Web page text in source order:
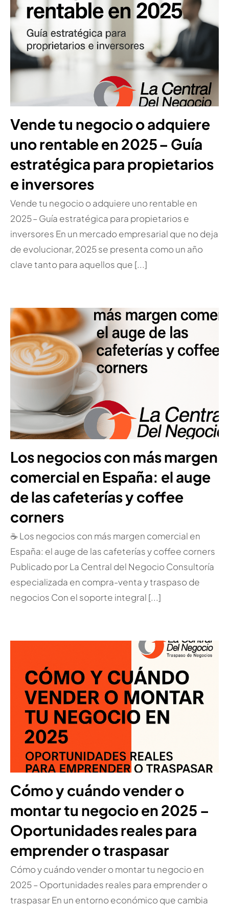
Vende tu negocio o adquiere
uno rentable en 2025 – Guía
estratégica para propietarios
e inversores
Vende tu negocio o adquiere uno rentable en
2025 – Guía estratégica para propietarios e
inversores En un mercado empresarial que no deja
de evolucionar, 2025 se presenta como un año
clave tanto para aquellos que [...]
Los negocios con más margen
comercial en España: el auge
de las cafeterías y coffee
corners
☕ Los negocios con más margen comercial en
España: el auge de las cafeterías y coffee corners
Publicado por La Central del Negocio Consultoría
especializada en compra-venta y traspaso de
negocios Con el soporte integral [...]
Cómo y cuándo vender o
montar tu negocio en 2025 –
Oportunidades reales para
emprender o traspasar
Cómo y cuándo vender o montar tu negocio en
2025 – Oportunidades reales para emprender o
traspasar En un entorno económico que cambia